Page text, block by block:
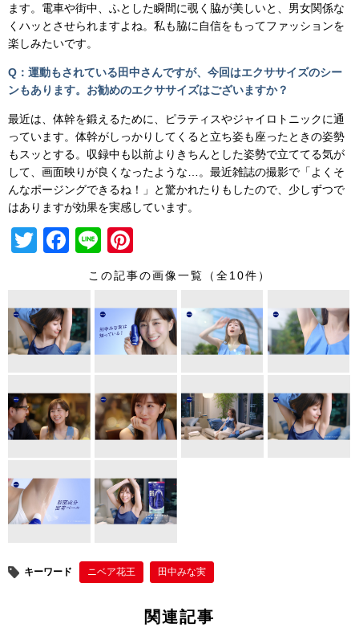
ます。電車や街中、ふとした瞬間に覗く脇が美しいと、男女関係な
くハッとさせられますよね。私も脇に自信をもってファッションを
楽しみたいです。
Q：運動もされている田中さんですが、今回はエクササイズのシー
ンもあります。お勧めのエクササイズはございますか？
最近は、体幹を鍛えるために、ピラティスやジャイロトニックに通
っています。体幹がしっかりしてくると立ち姿も座ったときの姿勢
もスッとする。収録中も以前よりきちんとした姿勢で立ててる気が
して、画面映りが良くなったような…。最近雑誌の撮影で「よくそ
んなポージングできるね！」と驚かれたりもしたので、少しずつで
はありますが効果を実感しています。
T
er
F
e
b
o
k
Li
n
nt
e
st
この記事の画像一覧（全10件）
キーワード ニベア花王 田中みな実
関連記事